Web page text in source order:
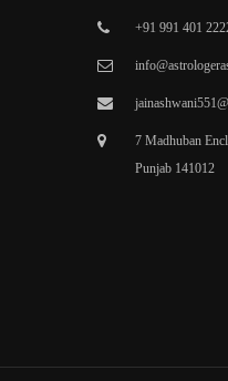
+91 991 401
7 Madhuban
Punjab 141012